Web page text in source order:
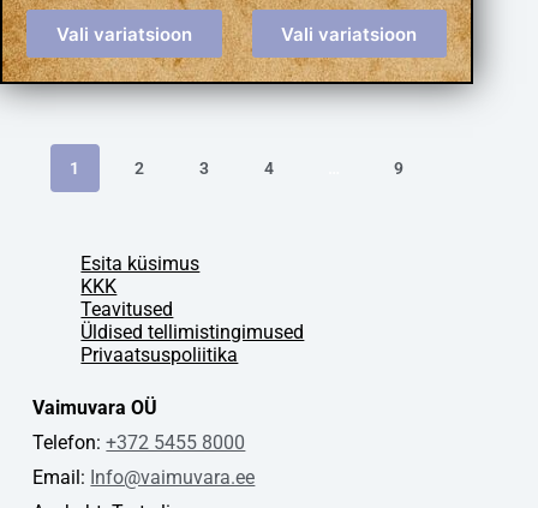
Vali variatsioon Vali variatsioon
1 2 3 4 9
Esita küsimus
KKK
Teavitused
Üldised tellimistingimused
Privaatsuspoliitika
Vaimuvara OÜ
Telefon:+372 5455 8000
Email: Info@vaimuvara.ee